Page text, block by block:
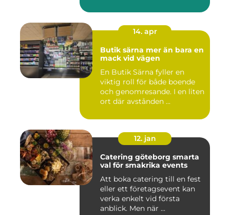
14. apr
Butik särna mer än bara en
mack vid vägen
En Butik Särna fyller en
viktig roll för både boende
och genomresande. I en liten
ort där avstånden ...
12. jan
Catering göteborg smarta
val för smakrika events
Att boka catering till en fest
eller ett företagsevent kan
verka enkelt vid första
anblick. Men när ...